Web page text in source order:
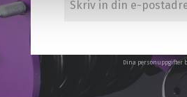
Dina personuppgifter